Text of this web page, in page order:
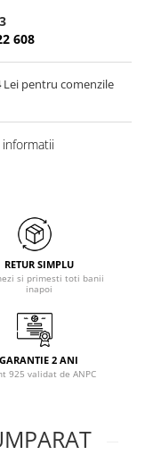
608
Lei pentru comenzile
RETUR SIMPLU
si primesti toti banii
inapoi
GARANTIE 2 ANI
925 validat de ANPC